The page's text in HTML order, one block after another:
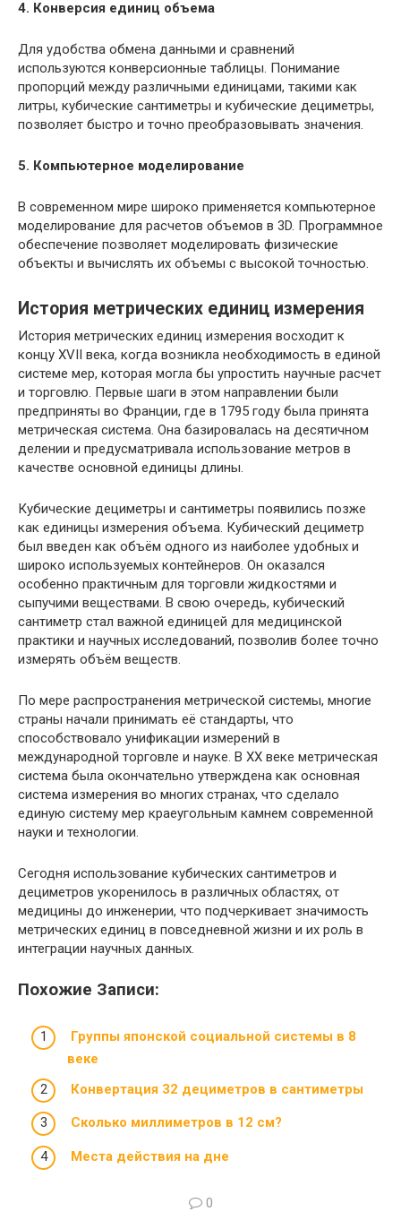
4. Конверсия единиц объема
Для удобства обмена данными и сравнений
используются конверсионные таблицы. Понимание
пропорций между различными единицами, такими как
литры, кубические сантиметры и кубические дециметры,
позволяет быстро и точно преобразовывать значения.
5. Компьютерное моделирование
В современном мире широко применяется компьютерное
моделирование для расчетов объемов в 3D. Программное
обеспечение позволяет моделировать физические
объекты и вычислять их объемы с высокой точностью.
История метрических единиц измерения
История метрических единиц измерения восходит к
концу XVII века, когда возникла необходимость в единой
системе мер, которая могла бы упростить научные расчет
и торговлю. Первые шаги в этом направлении были
предприняты во Франции, где в 1795 году была принята
метрическая система. Она базировалась на десятичном
делении и предусматривала использование метров в
качестве основной единицы длины.
Кубические дециметры и сантиметры появились позже
как единицы измерения объема. Кубический дециметр
был введен как объём одного из наиболее удобных и
широко используемых контейнеров. Он оказался
особенно практичным для торговли жидкостями и
сыпучими веществами. В свою очередь, кубический
сантиметр стал важной единицей для медицинской
практики и научных исследований, позволив более точно
измерять объём веществ.
По мере распространения метрической системы, многие
страны начали принимать её стандарты, что
способствовало унификации измерений в
международной торговле и науке. В XX веке метрическая
система была окончательно утверждена как основная
система измерения во многих странах, что сделало
единую систему мер краеугольным камнем современной
науки и технологии.
Сегодня использование кубических сантиметров и
дециметров укоренилось в различных областях, от
медицины до инженерии, что подчеркивает значимость
метрических единиц в повседневной жизни и их роль в
интеграции научных данных.
Похожие Записи:
Группы японской социальной системы в 8
веке
Конвертация 32 дециметров в сантиметры
Сколько миллиметров в 12 см?
Места действия на дне
0